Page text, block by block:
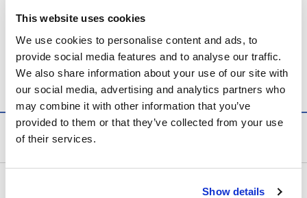
This website uses cookies
We use cookies to personalise content and ads, to
provide social media features and to analyse our traffic.
We also share information about your use of our site with
our social media, advertising and analytics partners who
may combine it with other information that you’ve
provided to them or that they’ve collected from your use
of their services.
Show details
任意波形発生器・ファンクショ
ンジェネレータ
サービス・サポート